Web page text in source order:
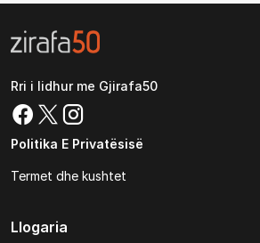
Rri i lidhur me Gjirafa50
Politika E Privatësisë
Termet dhe kushtet
Llogaria